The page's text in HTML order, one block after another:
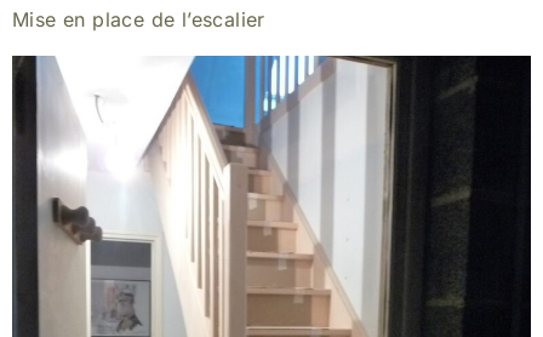
Mise en place de l’escalier